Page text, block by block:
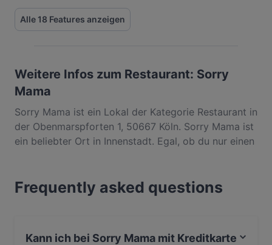
Alle 18 Features anzeigen
Weitere Infos zum Restaurant: Sorry
Mama
Sorry Mama ist ein Lokal der Kategorie Restaurant in
der Obenmarspforten 1, 50667 Köln. Sorry Mama ist
ein beliebter Ort in Innenstadt. Egal, ob du nur einen
entdecke die Gerichte im Sorry Mama und erlebe
authentische International Küche in Köln.
Frequently asked questions
Kann ich bei Sorry Mama mit Kreditkarte